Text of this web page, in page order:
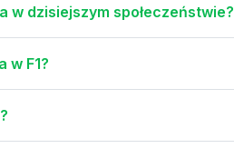
dzisiejszym społeczeństwie?
w F1?